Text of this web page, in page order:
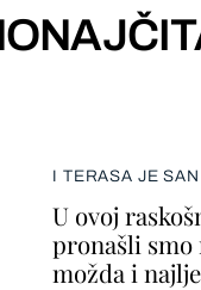
I TERASA JE
U ovoj
pronašli smo
možda i